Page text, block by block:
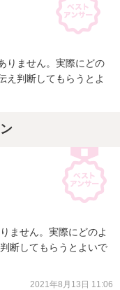
りません。実際にどの
え判断してもらうとよ
ません。実際にどのよ
断してもらうとよいで
2021年8月13日 11:06